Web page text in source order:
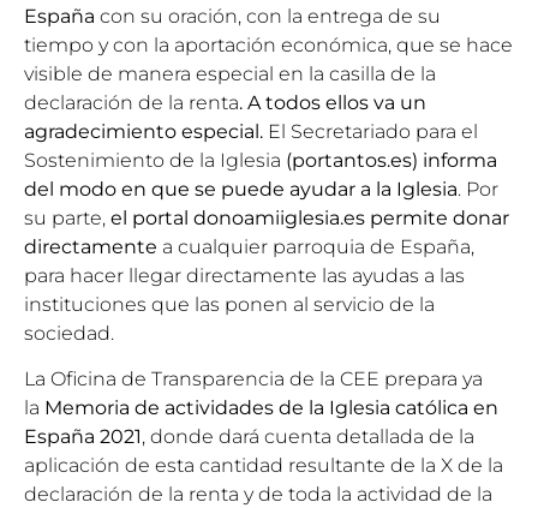
España con su oración, con la entrega de su
tiempo y con la aportación económica, que se hace
visible de manera especial en la casilla de la
declaración de la renta. A todos ellos va un
agradecimiento especial. El Secretariado para el
Sostenimiento de la Iglesia (portantos.es) informa
del modo en que se puede ayudar a la Iglesia. Por
su parte, el portal donoamiiglesia.es permite donar
directamente a cualquier parroquia de España,
para hacer llegar directamente las ayudas a las
instituciones que las ponen al servicio de la
sociedad.
La Oficina de Transparencia de la CEE prepara ya
la Memoria de actividades de la Iglesia católica en
España 2021, donde dará cuenta detallada de la
aplicación de esta cantidad resultante de la X de la
declaración de la renta y de toda la actividad de la